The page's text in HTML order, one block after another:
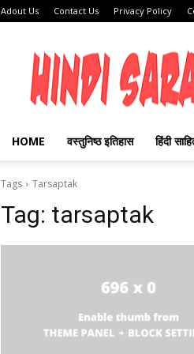
Adout Us Contact Us Privacy Policy
HINDI
SARANG
HOME वस्तुनिष्ठ इतिहास हिंदी
Tags Tarsaptak
Tag: tarsaptak